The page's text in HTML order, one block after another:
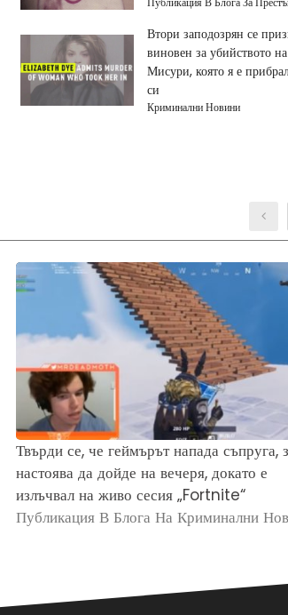
Втори заподозрян се
виновен за убийството
Мисури, която я е
си
Криминални Новини
Твърди се, че геймърът напада съпруга,
настоява да дойде на вечеря, докато е
излъчвал на живо сесия „Fortnite“
Публикация В Блога На Криминални